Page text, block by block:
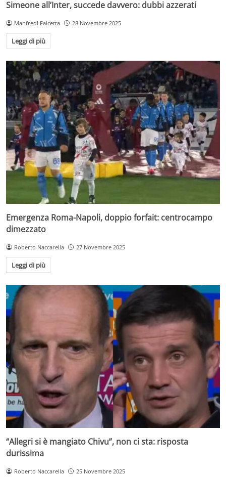
Simeone all’Inter, succede davvero: dubbi azzerati
Manfredi Falcetta 28 Novembre 2025
Leggi di più
Emergenza Roma-Napoli, doppio forfait: centrocampo
dimezzato
Roberto Naccarella 27 Novembre 2025
Leggi di più
“Allegri si è mangiato Chivu”, non ci sta: risposta
durissima
Roberto Naccarella 25 Novembre 2025